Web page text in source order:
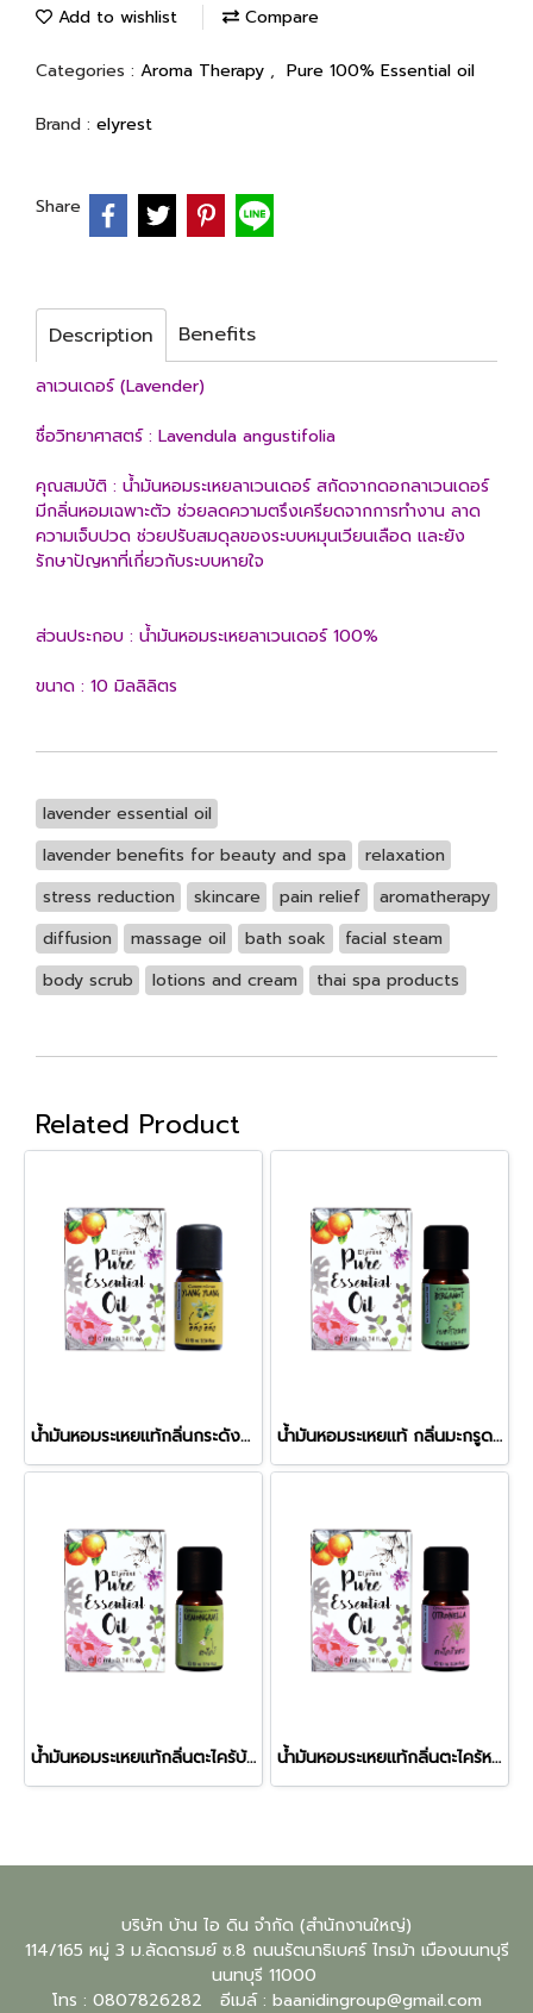
Add to wishlist Compare
Categories : Aroma Therapy , Pure 100% Essential oil
Brand : elyrest
Share
Description Benefits
ลาเวนเดอร์ (Lavender)
ชื่อวิทยาศาสตร์ : Lavendula angustifolia
คุณสมบัติ : น้ำมันหอมระเหยลาเวนเดอร์ สกัดจากดอกลาเวนเดอร์
มีกลิ่นหอมเฉพาะตัว ช่วยลดความตรึงเครียดจากการทำงาน ลาด
ความเจ็บปวด ช่วยปรับสมดุลของระบบหมุนเวียนเลือด และยัง
รักษาปัญหาที่เกี่ยวกับระบบหายใจ
ส่วนประกอบ : น้ำมันหอมระเหยลาเวนเดอร์ 100%
ขนาด : 10 มิลลิลิตร
lavender essential oil
lavender benefits for beauty and spa
relaxation
stress reduction
skincare pain relief
aromatherapy
diffusion
massage oil bath soak
facial steam
body scrub
lotions and cream thai spa products
Related Product
น้ำมันหอมระเหยแท้กลิ่นกระดังงา (Ylang Ylang) น้ำมันหอมระเหยแท้ กลิ่นมะกรูดฝรั่ง (Bergamot)
น้ำมันหอมระเหยแท้กลิ่นตะไคร้บ้าน (Lemongrass) น้ำมันหอมระเหยแท้กลิ่นตะไคร้หอม (Citronella)
บริษัท บ้าน ไอ ดิน จำกัด (สำนักงานใหญ่)
114/165 หมู่ 3 ม.ลัดดารมย์ ซ.8 ถนนรัตนาธิเบศร์ ไทรม้า เมืองนนทบุรี
นนทบุรี 11000
โทร : 0807826282 อีเมล์ : baanidingroup@gmail.com